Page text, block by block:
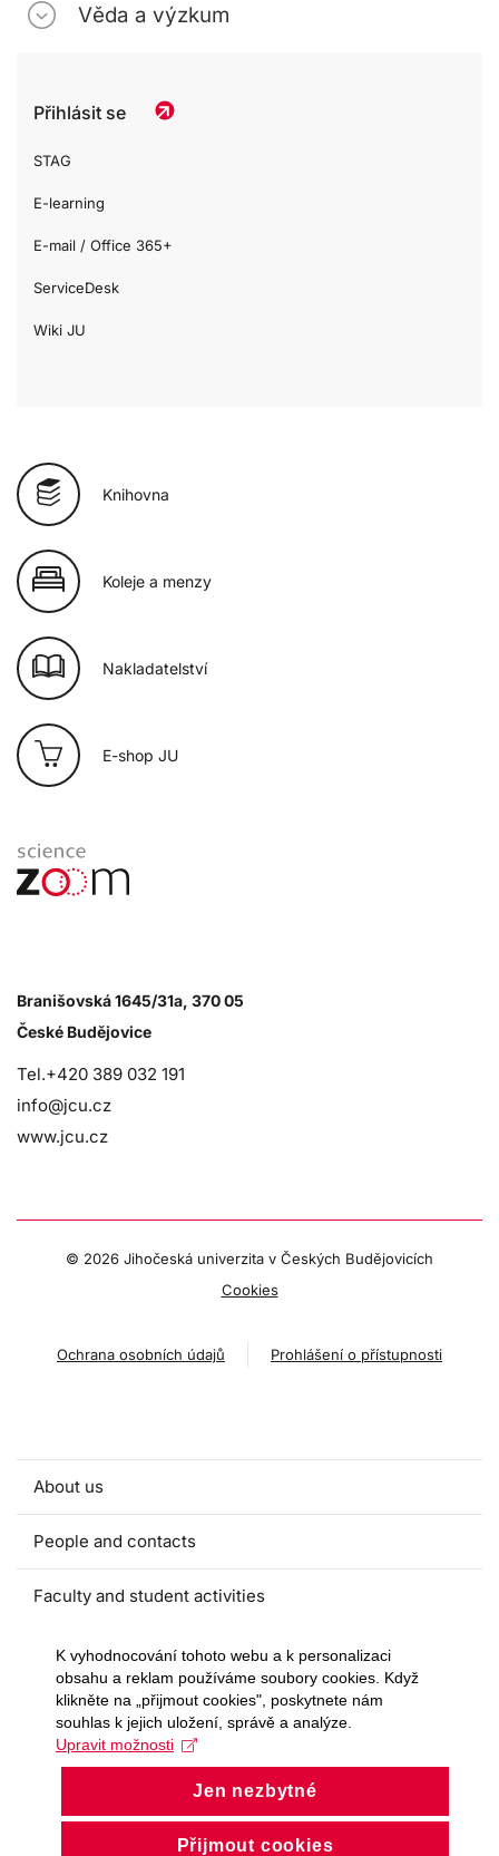
Věda a výzkum
Přihlásit se
STAG
E-learning
E-mail / Office 365+
ServiceDesk
Wiki JU
Knihovna
Koleje a menzy
Nakladatelství
E-shop JU
Branišovská 1645/31a, 370 05
České Budějovice
Tel.+420 389 032 191
info@jcu.cz
www.jcu.cz
© 2026 Jihočeská univerzita v Českých Budějovicích
Cookies
Ochrana osobních údajů Prohlášení o přístupnosti
About us
People and contacts
Faculty and student activities
Projects and strategic partnerships
Documents
European sustainable development week
Currently
K vyhodnocování tohoto webu a k personalizaci
obsahu a reklam používáme soubory cookies. Když
klikněte na „přijmout cookies", poskytnete nám
souhlas k jejich uložení, správě a analýze.
Upravit možnosti
Jen nezbytné
Přijmout cookies